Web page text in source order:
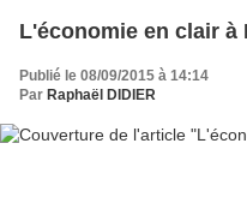
L'économie en clair à
Publié le 08/09/2015 à 14:14
Par Raphaël DIDIER